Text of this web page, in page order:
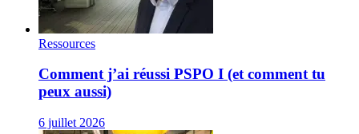
Ressources
Comment j’ai réussi PSPO I (et comment tu
peux aussi)
6 juillet 2026